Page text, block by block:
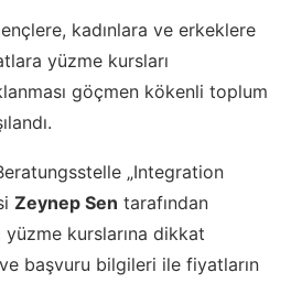
kadınlara ve erkeklere
yüzme kursları
göçmen kökenli toplum
„Integration
Zeynep Sen tarafından
kurslarına dikkat
başvuru bilgileri ile fiyatların